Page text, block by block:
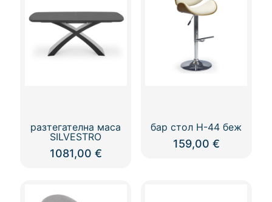
разтегателна маса
SILVESTRO
1081,00 €
бар стол Н-44 беж
159,00 €